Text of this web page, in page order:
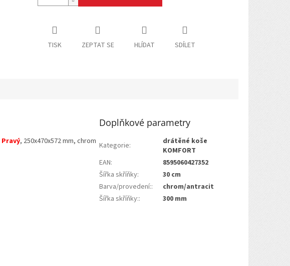
TISK ZEPTAT SE HLÍDAT SDÍLET
Pravý, 250x470x572 mm, chrom
Doplňkové parametry
Kategorie:
drátěné koše
KOMFORT
EAN:
8595060427352
Šířka skříňky:
30 cm
Barva/provedení::
chrom/antracit
Šířka skříňky:: 300 mm